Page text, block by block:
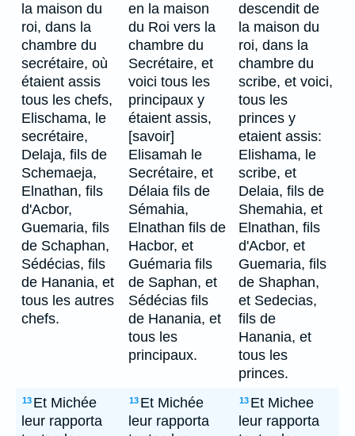
la maison du
roi, dans la
chambre du
secrétaire, où
étaient assis
tous les chefs,
Elischama, le
secrétaire,
Delaja, fils de
Schemaeja,
Elnathan, fils
d'Acbor,
Guemaria, fils
de Schaphan,
Sédécias, fils
de Hanania, et
tous les autres
chefs.
en la maison
du Roi vers la
chambre du
Secrétaire, et
voici tous les
principaux y
étaient assis,
[savoir]
Elisamah le
Secrétaire, et
Délaia fils de
Sémahia,
Elnathan fils de
Hacbor, et
Guémaria fils
de Saphan, et
Sédécias fils
de Hanania, et
tous les
principaux.
descendit de
la maison du
roi, dans la
chambre du
scribe, et voici,
tous les
princes y
etaient assis:
Elishama, le
scribe, et
Delaia, fils de
Shemahia, et
Elnathan, fils
d'Acbor, et
Guemaria, fils
de Shaphan,
et Sedecias,
fils de
Hanania, et
tous les
princes.
13 Et Michée
leur rapporta
13 Et Michée
leur rapporta
13 Et Michee
leur rapporta